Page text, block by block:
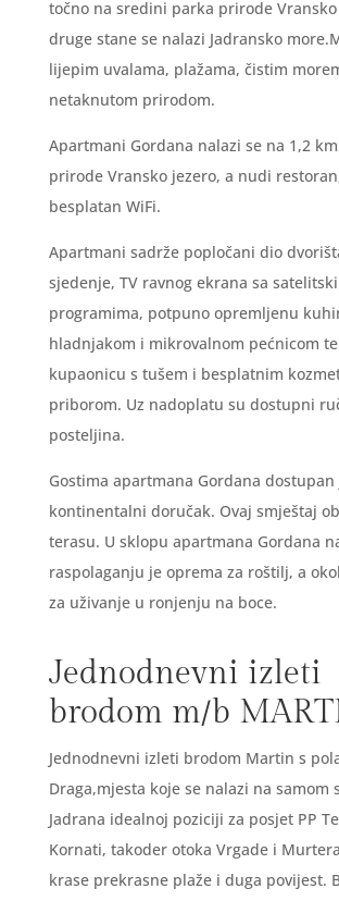
točno na sredini parka prirode Vransko
druge stane se nalazi Jadransko
lijepim uvalama, plažama, čistim
netaknutom prirodom.
Apartmani Gordana nalazi se na 1,2
prirode Vransko jezero, a nudi
besplatan WiFi.
Apartmani sadrže popločani dio
sjedenje, TV ravnog ekrana sa
programima, potpuno opremljenu
hladnjakom i mikrovalnom pećnicom
kupaonicu s tušem i besplatnim
priborom. Uz nadoplatu su dostupni
posteljina.
Gostima apartmana Gordana dostupan
kontinentalni doručak. Ovaj smještaj
terasu. U sklopu apartmana Gordana
raspolaganju je oprema za roštilj, a
za uživanje u ronjenju na boce.
Jednodnevni izleti
brodom m/b
Jednodnevni izleti brodom Martin s
Draga,mjesta koje se nalazi na samom
Jadrana idealnoj poziciji za posjet PP
Kornati, takoder otoka Vrgade i
krase prekrasne plaže i duga povijest.